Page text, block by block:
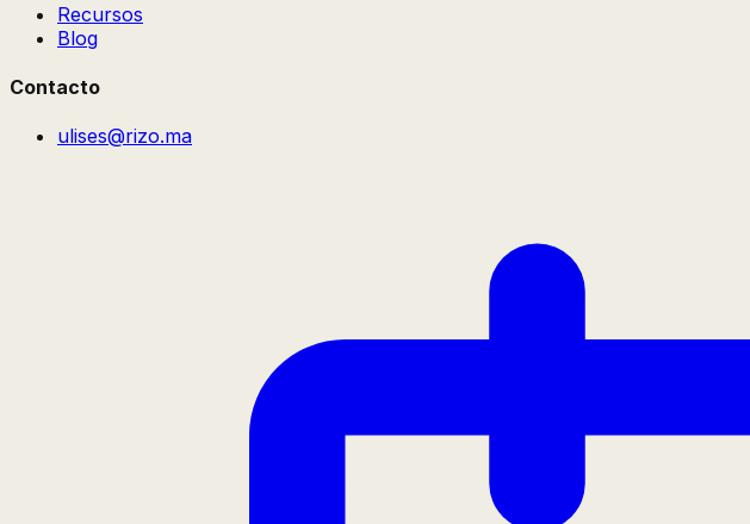
Recursos
Blog
Contacto
ulises@rizo.ma